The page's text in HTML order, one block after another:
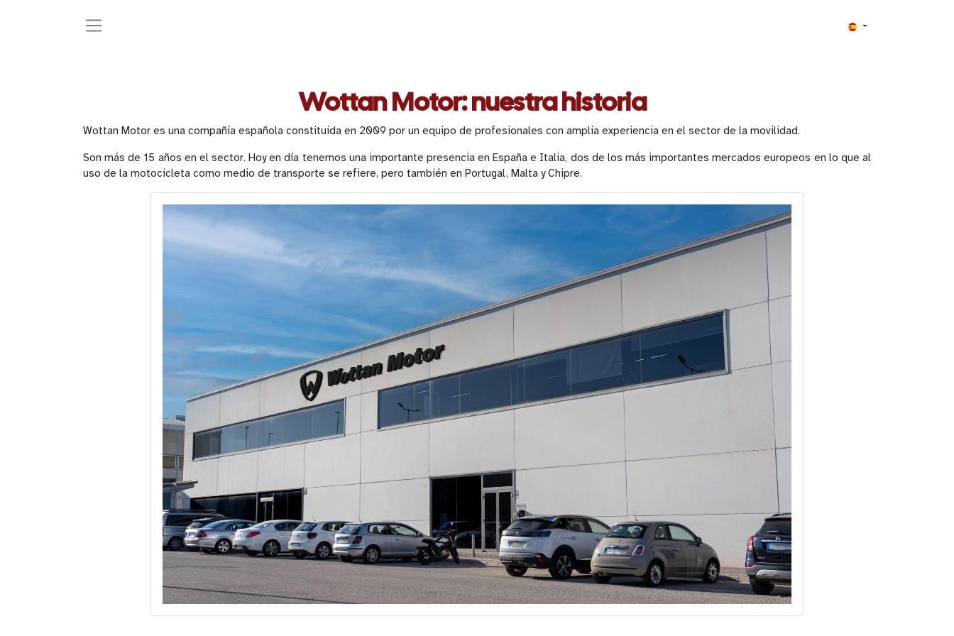
Wottan Motor: nuestra historia
Wottan Motor es una compañía española constituida en 2009 por un equipo de profesionales con amplia experiencia en el sector de la movilidad.
Son más de 15 años en el sector. Hoy en día tenemos una importante presencia en España e Italia, dos de los más importantes mercados europeos en lo que al
uso de la motocicleta como medio de transporte se refiere, pero también en Portugal, Malta y Chipre.